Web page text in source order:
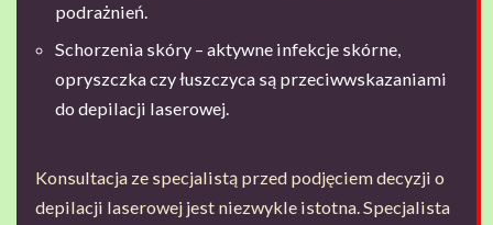
podrażnień.
Schorzenia skóry – aktywne infekcje skórne,
opryszczka czy łuszczyca są przeciwwskazaniami
do depilacji laserowej.
Konsultacja ze specjalistą przed podjęciem decyzji o
depilacji laserowej jest niezwykle istotna. Specjalista